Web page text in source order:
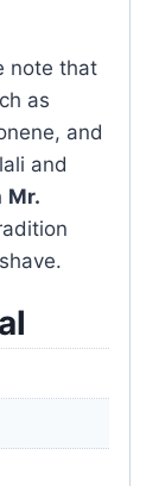
note that
as
and
and
Mr.